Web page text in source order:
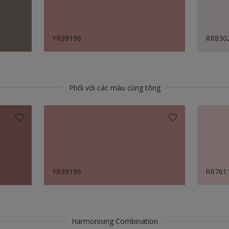
YR39196
Phối với các màu cùng tông
YR39196
Harmonising Combination